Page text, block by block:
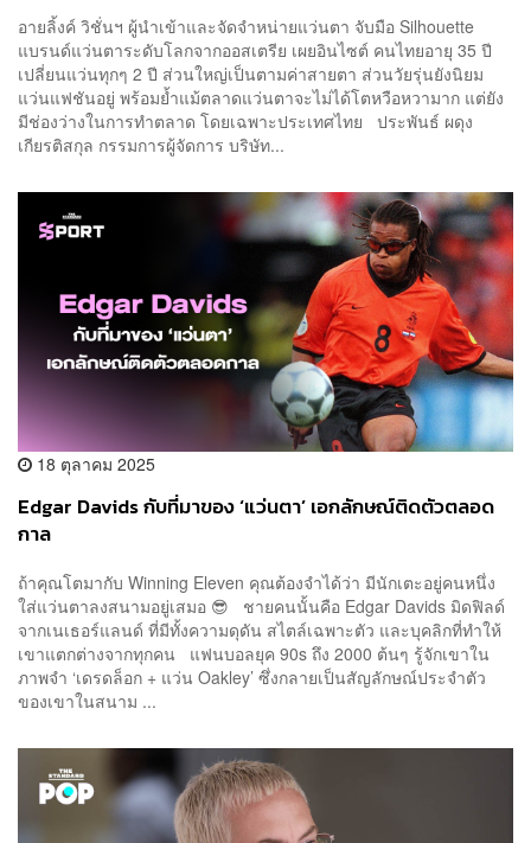
อายลิ้งค์ วิชั่นฯ ผู้นำเข้าและจัดจำหน่ายแว่นตา จับมือ Silhouette
แบรนด์แว่นตาระดับโลกจากออสเตรีย เผยอินไซต์ คนไทยอายุ 35 ปี
เปลี่ยนแว่นทุกๆ 2 ปี ส่วนใหญ่เป็นตามค่าสายตา ส่วนวัยรุ่นยังนิยม
แว่นแฟชันอยู่ พร้อมย้ำแม้ตลาดแว่นตาจะไม่ได้โตหวือหวามาก แต่ยัง
มีช่องว่างในการทำตลาด โดยเฉพาะประเทศไทย ประพันธ์ ผดุง
เกียรติสกุล กรรมการผู้จัดการ บริษัท...
18 ตุลาคม 2025
Edgar Davids กับที่มาของ ‘แว่นตา’ เอกลักษณ์ติดตัวตลอด
กาล
ถ้าคุณโตมากับ Winning Eleven คุณต้องจำได้ว่า มีนักเตะอยู่คนหนึ่ง
ใส่แว่นตาลงสนามอยู่เสมอ 😎 ชายคนนั้นคือ Edgar Davids มิดฟิลด์
จากเนเธอร์แลนด์ ที่มีทั้งความดุดัน สไตล์เฉพาะตัว และบุคลิกที่ทำให้
เขาแตกต่างจากทุกคน แฟนบอลยุค 90s ถึง 2000 ต้นๆ รู้จักเขาใน
ภาพจำ ‘เดรดล็อก + แว่น Oakley’ ซึ่งกลายเป็นสัญลักษณ์ประจำตัว
ของเขาในสนาม ...